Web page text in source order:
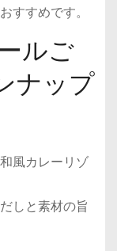
すすめです。
ルご
ナップ
風カレーリゾ
しと素材の旨